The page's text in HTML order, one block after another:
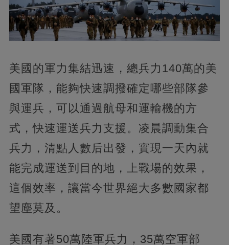
美國的軍力集結迅速，總兵力140萬的美
國軍隊，能夠快速調撥確定哪些部隊參
與運兵，可以通過航母和運輸機的方
式，快速運送兵力支援。凌晨調動集合
兵力，清點人數后出發，實現一天內就
能完成運送到目的地，上戰場的效果，
這個效率，讓當今世界絕大多數國家都
望塵莫及。
美國有著50萬陸軍兵力，35萬空軍部